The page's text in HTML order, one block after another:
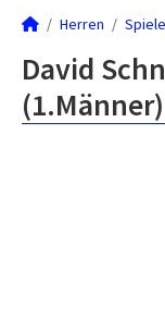
Herren
David
(1.Männer)